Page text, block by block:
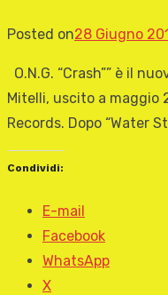
Posted on28 Giugno
O.N.G. “Crash”” è il
Mitelli, uscito a maggio
Records. Dopo “Water
Condividi:
E-mail
Facebook
WhatsApp
X